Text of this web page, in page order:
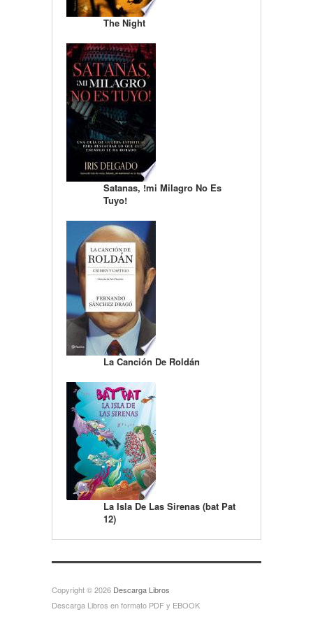
The Night
Satanas, !mi Milagro No Es
Tuyo!
La Canción De Roldán
La Isla De Las Sirenas (bat Pat
12)
Copyright © 2026 Descarga Libros
Descarga Libros en formato PDF y EBOOK